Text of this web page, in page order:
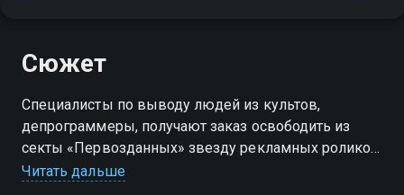
Сюжет
Специалисты по выводу людей из культов,
депрограммеры, получают заказ освободить из
секты «Первозданных» звезду рекламных роликов,
девушку Нику. Методы депрограммеров крайне
Читать дальше